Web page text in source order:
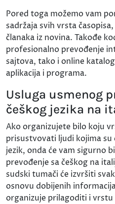
Pored toga možemo vam
sadržaja svih vrsta
članaka iz novina. Takođe
profesionalno prevođenje
sajtova, tako i online
aplikacija i programa.
Usluga usmenog
češkog jezika na
Ako organizujete bilo koju
prisustvovati ljudi kojima
jezik, onda će vam sigurno
prevođenje sa češkog na
sudski tumači će izvršiti
osnovu dobijenih
organizuje prilagoditi i